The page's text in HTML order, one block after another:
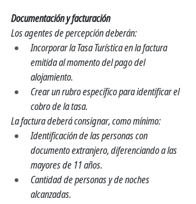
Documentación y facturación
Los agentes de percepción deberán:
Incorporar la Tasa Turística en la factura
emitida al momento del pago del
alojamiento.
Crear un rubro específico para identificar el
cobro de la tasa.
La factura deberá consignar, como mínimo:
Identificación de las personas con
documento extranjero, diferenciando a las
mayores de 11 años.
Cantidad de personas y de noches
alcanzadas.